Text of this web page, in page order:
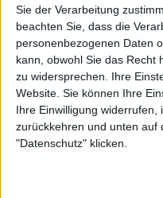
Sie der Verarbeitung
beachten Sie, dass die
personenbezogenen Daten
kann, obwohl Sie das Recht
zu widersprechen. Ihre
Website. Sie können Ihre
Ihre Einwilligung widerrufen,
zurückkehren und unten auf
"Datenschutz" klicken.
„The Imperious Horizon“
sehr gut, aber auch
ist deswegen nur der
PRIMORDIAL als
anderen Gesangstils.
WINTERFYLLETH
Niveau